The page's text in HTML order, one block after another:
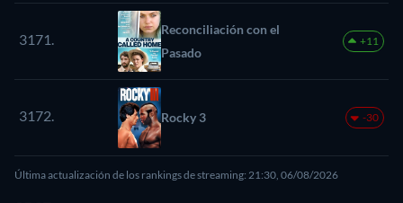
3171.
Reconciliación con el
Pasado
+11
3172. Rocky 3 -30
Última actualización de los rankings de streaming: 21:30, 06/08/2026